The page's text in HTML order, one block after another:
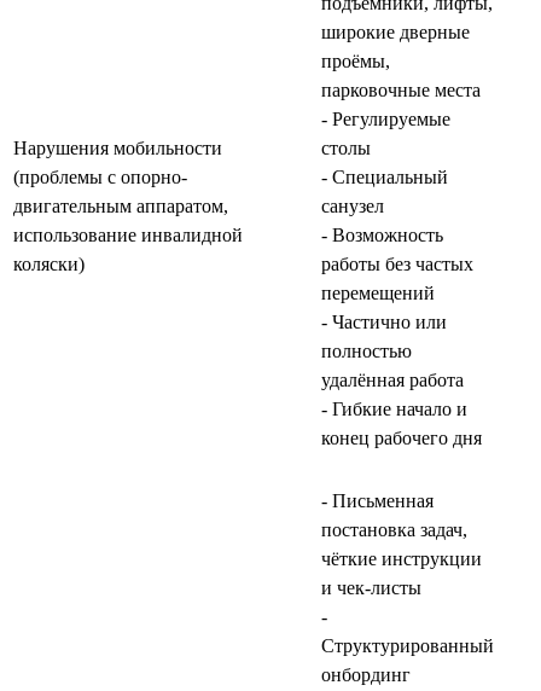
Нарушения мобильности
(проблемы с опорно-
двигательным аппаратом,
использование инвалидной
коляски)
широкие дверные
проёмы,
парковочные места
- Регулируемые
столы
- Специальный
санузел
- Возможность
работы без частых
перемещений
- Частично или
полностью
удалённая работа
- Гибкие начало и
конец рабочего дня
- Письменная
постановка задач,
чёткие инструкции
и чек‑листы
-
Структурированный
онбординг